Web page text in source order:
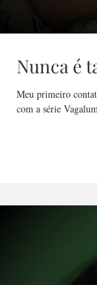
Nunca é
Meu primeiro
com a série